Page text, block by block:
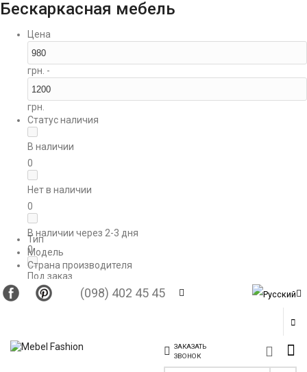
Бескаркасная мебель
Цена
грн. -
грн.
Статус наличия
В наличии
0
Нет в наличии
0
В наличии через 2-3 дня
0
Под заказ
Тип
Модель
Страна производителя
(098) 402 45 45
ЗАКАЗАТЬ
ЗВОНОК